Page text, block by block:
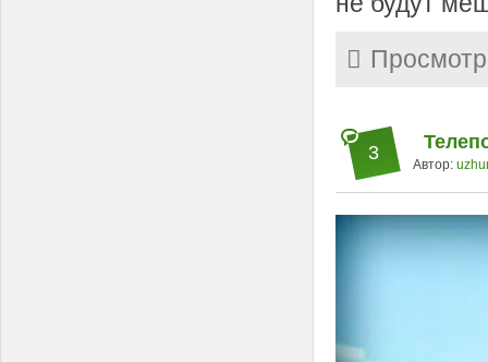
3
Автор: